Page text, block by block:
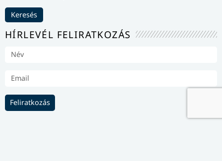
Keresés
HÍRLEVÉL FELIRATKOZÁS
Feliratkozás